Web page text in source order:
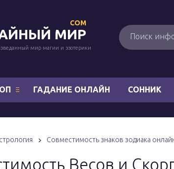
МИР
COM
мир магии и эзотерики
ГАДАНИЕ ОНЛАЙН СОННИК
Совместимость знаков зодиака
Весов и